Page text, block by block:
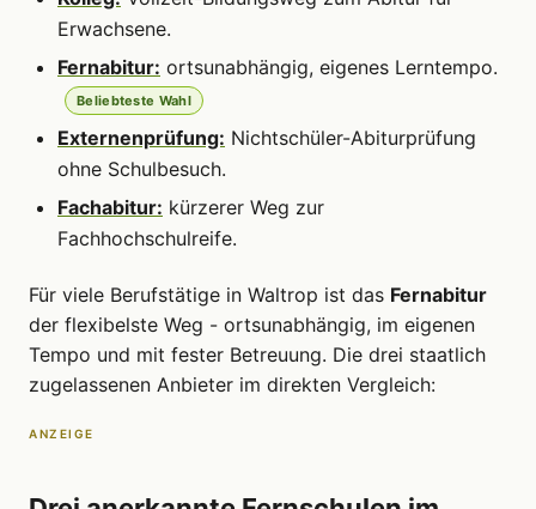
Erwachsene.
Fernabitur: ortsunabhängig, eigenes Lerntempo.
Beliebteste Wahl
Externenprüfung: Nichtschüler-Abiturprüfung
ohne Schulbesuch.
Fachabitur: kürzerer Weg zur
Fachhochschulreife.
Für viele Berufstätige in Waltrop ist das Fernabitur
der flexibelste Weg - ortsunabhängig, im eigenen
Tempo und mit fester Betreuung. Die drei staatlich
zugelassenen Anbieter im direkten Vergleich:
ANZEIGE